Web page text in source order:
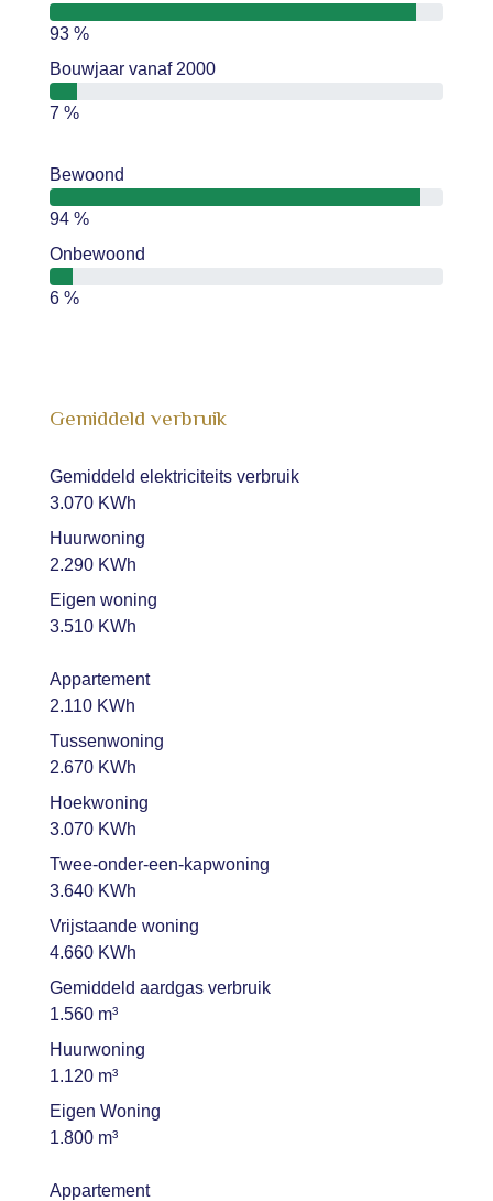
93 %
Bouwjaar vanaf 2000
7 %
Bewoond
94 %
Onbewoond
6 %
Gemiddeld verbruik
Gemiddeld elektriciteits verbruik
3.070 KWh
Huurwoning
2.290 KWh
Eigen woning
3.510 KWh
Appartement
2.110 KWh
Tussenwoning
2.670 KWh
Hoekwoning
3.070 KWh
Twee-onder-een-kapwoning
3.640 KWh
Vrijstaande woning
4.660 KWh
Gemiddeld aardgas verbruik
1.560 m³
Huurwoning
1.120 m³
Eigen Woning
1.800 m³
Appartement